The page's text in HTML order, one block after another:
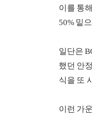
이를 통
50% 밑
일단은
했던 안
식을 또
이런 가